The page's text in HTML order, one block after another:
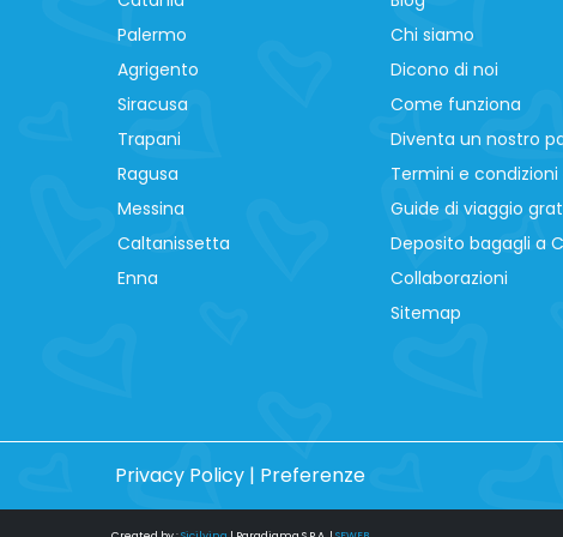
Palermo
Agrigento
Siracusa
Trapani
Ragusa
Messina
Caltanissetta
Enna
Chi siamo
Dicono di noi
Come funziona
Diventa un nostro
Termini e condizioni
Guide di viaggio
Deposito bagagli a
Collaborazioni
Sitemap
Privacy Policy| Preferenze